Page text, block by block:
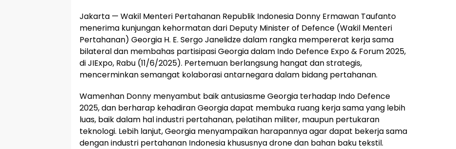
Jakarta — Wakil Menteri Pertahanan Republik Indonesia Donny Ermawan Taufanto
menerima kunjungan kehormatan dari Deputy Minister of Defence (Wakil Menteri
Pertahanan) Georgia H. E. Sergo Janelidze dalam rangka mempererat kerja sama
bilateral dan membahas partisipasi Georgia dalam Indo Defence Expo & Forum 2025,
di JIExpo, Rabu (11/6/2025). Pertemuan berlangsung hangat dan strategis,
mencerminkan semangat kolaborasi antarnegara dalam bidang pertahanan.
Wamenhan Donny menyambut baik antusiasme Georgia terhadap Indo Defence
2025, dan berharap kehadiran Georgia dapat membuka ruang kerja sama yang lebih
luas, baik dalam hal industri pertahanan, pelatihan militer, maupun pertukaran
teknologi. Lebih lanjut, Georgia menyampaikan harapannya agar dapat bekerja sama
dengan industri pertahanan Indonesia khususnya drone dan bahan baku tekstil.